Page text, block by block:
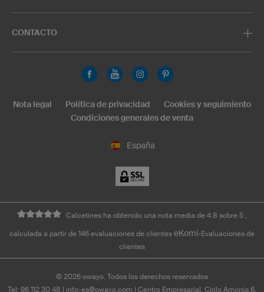
CONTACTO
España
Nota legal Política de privacidad
Cookies y seguimiento
Condiciones generales de venta
Calcetines ha obtenido una nota media de 4.8 sobre 5 ,
calculada a partir de 146 evaluaciones de clientes eKomi-Evaluaciones de
clientes
© 2026 owayo. Todos los derechos reservados
Tel: 96 112 30 48
info-es@owayo.com | Centro Empresarial, Cirilo Amorós 6,